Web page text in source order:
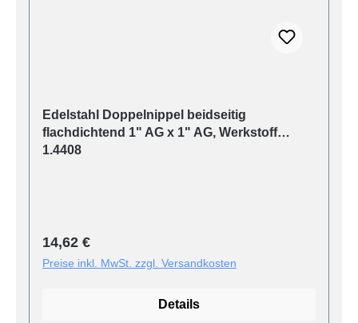
Edelstahl Doppelnippel beidseitig
flachdichtend 1" AG x 1" AG, Werkstoff
1.4408
Regulärer Preis:
14,62 €
Preise inkl. MwSt. zzgl. Versandkosten
Details